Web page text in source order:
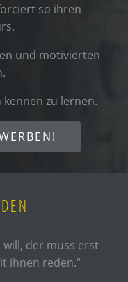
so ihren
und motivierten
zu lernen.
will, der muss erst
ihnen reden.“